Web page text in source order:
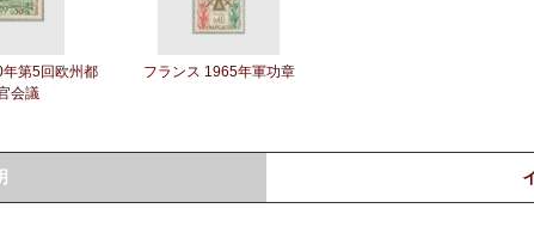
第5回欧州都
会議
フランス 1965年軍功章